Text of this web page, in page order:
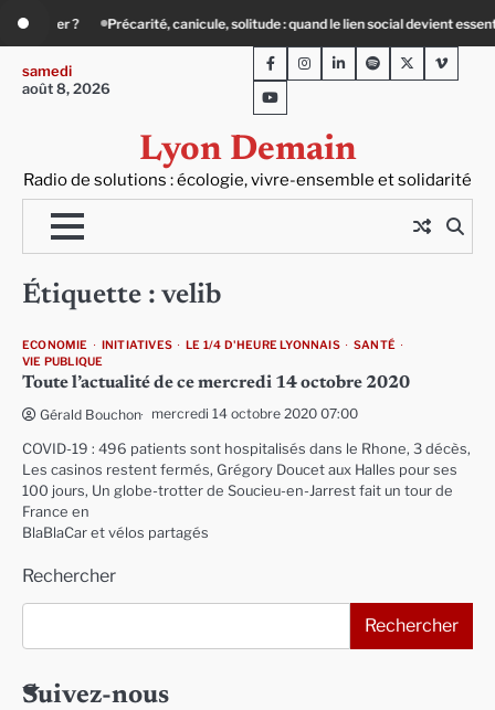
content
canicule, solitude : quand le lien social devient essentiel « Ça
samedi
août 8, 2026
Lyon Demain
Radio de solutions : écologie, vivre-ensemble et solidarité
FacebookInstagram
LinkedInSpotifyTwitterViméo
Youtube
Étiquette : velib
ECONOMIE INITIATIVES LE 1/4 D'HEURE LYONNAIS
SANTÉ
VIE PUBLIQUE
Toute l’actualité de ce mercredi 14 octobre 2020
Gérald Bouchon mercredi 14 octobre 2020 07:00
COVID-19 : 496 patients sont hospitalisés dans le Rhone, 3 décès,
Les casinos restent fermés, Grégory Doucet aux Halles pour ses
100 jours, Un globe-trotter de Soucieu-en-Jarrest fait un tour de
France en
BlaBlaCar et vélos partagés
Rechercher
Rechercher
Suivez-nous